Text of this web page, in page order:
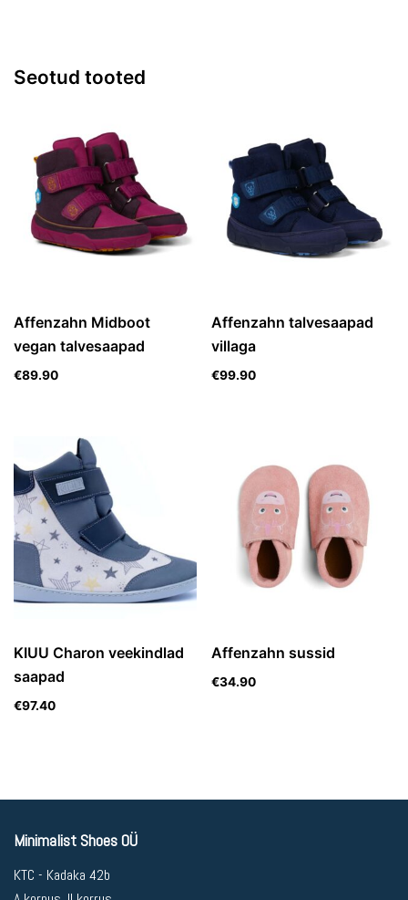
Seotud tooted
Affenzahn Midboot
vegan talvesaapad
€89.90
Affenzahn talvesaapad
villaga
€99.90
KIUU Charon veekindlad
saapad
€97.40
Affenzahn sussid
€34.90
Minimalist Shoes OÜ
KTC - Kadaka 42b